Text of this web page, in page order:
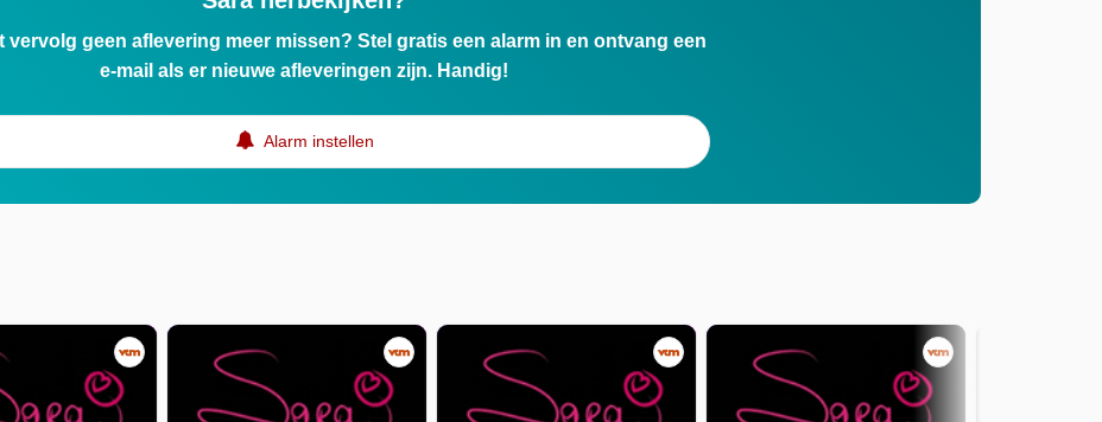
vervolg geen aflevering meer missen? Stel gratis een alarm in en ontvang een
e-mail als er nieuwe afleveringen zijn. Handig!
Alarm instellen